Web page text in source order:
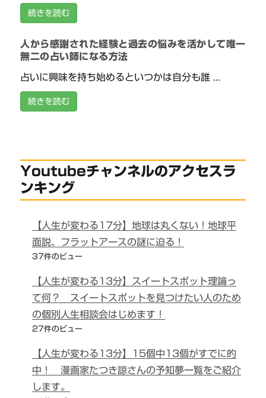
続きを読む
人から感謝された経験と過去の悩みを活かして唯一
無二の占い師になる方法
占いに興味を持ち始めるといつかは自分も誰 ...
続きを読む
Youtubeチャンネルのアクセスラ
ンキング
【人生が変わる17分】地球は丸くない！地球平
面説、フラットアースの謎に迫る！
37件のビュー
【人生が変わる13分】スイートスポット理論っ
て何？ スイートスポットを見つけたい人のため
の個別人生相談会はじめます！
27件のビュー
【人生が変わる13分】15個中13個がすでに的
中！ 漫画家たつき諒さんの予知夢一覧をご紹介
します。